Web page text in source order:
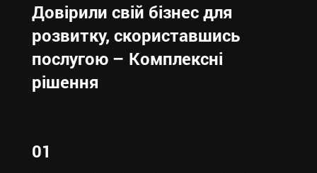
Довірили свій бізнес для
розвитку, скориставшись
послугою – Комплексні
рішення
01